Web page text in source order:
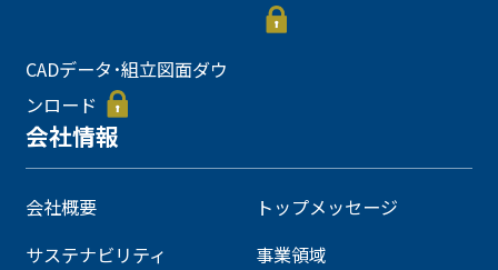
CADデータ･組立図面ダウ
ンロード
会社情報
会社概要
トップメッセージ
サステナビリティ
事業領域